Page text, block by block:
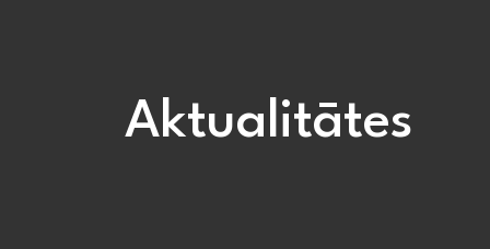
Aktualitātes